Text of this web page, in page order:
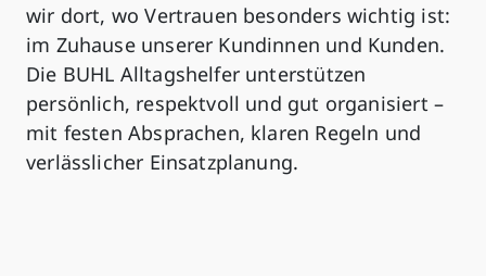
wir dort, wo Vertrauen besonders wichtig ist:
im Zuhause unserer Kundinnen und Kunden.
Die BUHL Alltagshelfer unterstützen
persönlich, respektvoll und gut organisiert –
mit festen Absprachen, klaren Regeln und
verlässlicher Einsatzplanung.